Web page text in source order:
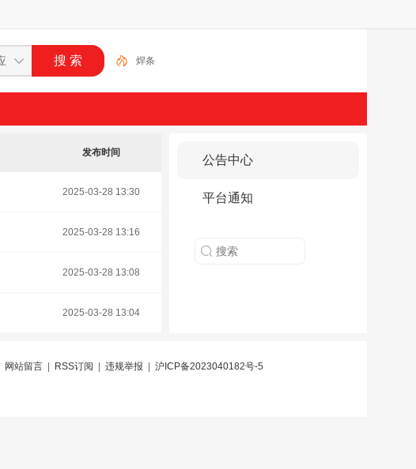
焊条
发布时间
2025-03-28 13:30
2025-03-28 13:16
2025-03-28 13:08
2025-03-28 13:04
公告中心
平台通知
网站留言| RSS订阅 违规举报 沪ICP备2023040182号-5